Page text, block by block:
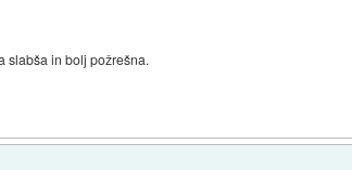
slabša in bolj požrešna.